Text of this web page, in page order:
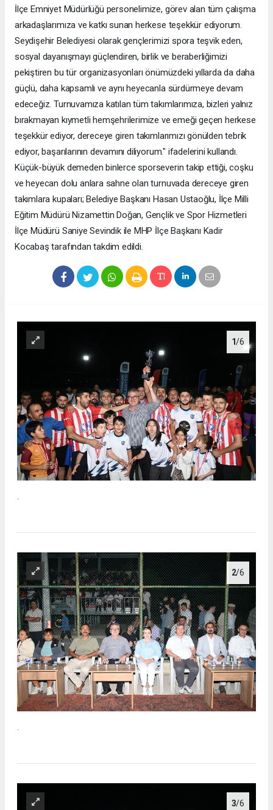
İlçe Emniyet Müdürlüğü personelimize, görev alan tüm çalışma
arkadaşlarımıza ve katkı sunan herkese teşekkür ediyorum.
Seydişehir Belediyesi olarak gençlerimizi spora teşvik eden,
sosyal dayanışmayı güçlendiren, birlik ve beraberliğimizi
pekiştiren bu tür organizasyonları önümüzdeki yıllarda da daha
güçlü, daha kapsamlı ve aynı heyecanla sürdürmeye devam
edeceğiz. Turnuvamıza katılan tüm takımlarımıza, bizleri yalnız
bırakmayan kıymetli hemşehrilerimize ve emeği geçen herkese
teşekkür ediyor, dereceye giren takımlarımızı gönülden tebrik
ediyor, başarılarının devamını diliyorum." ifadelerini kullandı.
Küçük-büyük demeden binlerce sporseverin takip ettiği, coşku
ve heyecan dolu anlara sahne olan turnuvada dereceye giren
takımlara kupaları; Belediye Başkanı Hasan Ustaoğlu, İlçe Milli
Eğitim Müdürü Nizamettin Doğan, Gençlik ve Spor Hizmetleri
İlçe Müdürü Saniye Sevindik ile MHP İlçe Başkanı Kadir
Kocabaş tarafından takdim edildi.
1/6
.
2/6
.
3/6